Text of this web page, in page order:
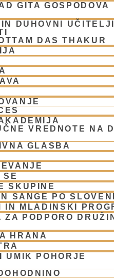
GITA GOSPODOVA
DUHOVNI
DAS THAKUR
VREDNOTE NA
GLASBA
SE
SKUPINE
SANGE PO
IN MLADINSKI
ZA PODPORO
HRANA
UMIK POHORJE
gite – 1.